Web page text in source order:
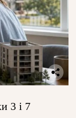
3 і 7